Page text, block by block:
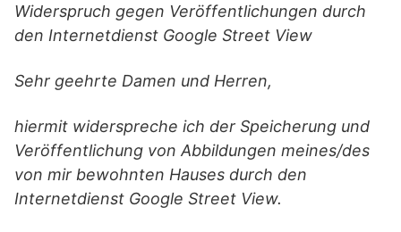
Widerspruch gegen Veröffentlichungen durch
den Internetdienst Google Street View
Sehr geehrte Damen und Herren,
hiermit widerspreche ich der Speicherung und
Veröffentlichung von Abbildungen meines/des
von mir bewohnten Hauses durch den
Internetdienst Google Street View.